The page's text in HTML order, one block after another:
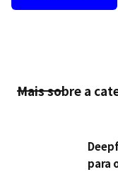
Mais sobre a
para